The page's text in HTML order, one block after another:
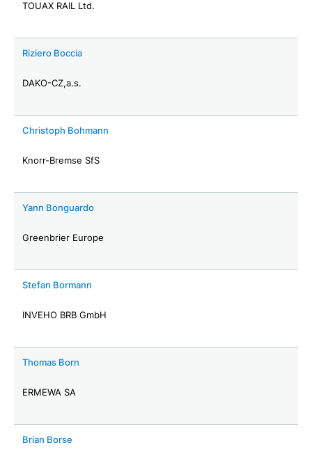
TOUAX RAIL Ltd.
Riziero Boccia
DAKO-CZ,a.s.
Christoph Bohmann
Knorr-Bremse SfS
Yann Bonguardo
Greenbrier Europe
Stefan Bormann
INVEHO BRB GmbH
Thomas Born
ERMEWA SA
Brian Borse